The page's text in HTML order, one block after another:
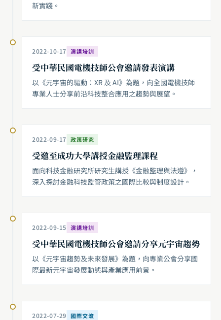
新實踐。
2022-10-17 演講培訓
受中華民國電機技師公會邀請發表演講
以《元宇宙的驅動：XR 及 AI》為題，向全國電機技師
專業人士分享前沿科技整合應用之趨勢與展望。
2022-09-17 政策研究
受邀至成功大學講授金融監理課程
面向科技金融研究所研究生講授《金融監理與法遵》，
深入探討金融科技監管政策之國際比較與制度設計。
2022-09-15 演講培訓
受中華民國電機技師公會邀請分享元宇宙趨勢
以《元宇宙趨勢及未來發展》為題，向專業公會分享國
際最新元宇宙發展動態與產業應用前景。
2022-07-29 國際交流